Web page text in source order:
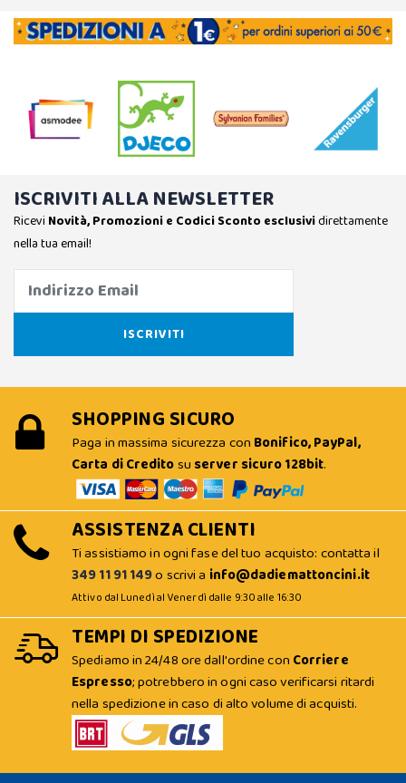
ISCRIVITI ALLA NEWSLETTER
Ricevi Novità, Promozioni e Codici Sconto esclusividirettamente
nella tua email!
SHOPPING SICURO
Paga in massima sicurezza con Bonifico, PayPal,
Carta di Creditosu server sicuro 128bit.
ASSISTENZA CLIENTI
Ti assistiamo in ogni fase del tuo acquisto: contatta il
349 11 91 149o scrivi a info@dadiemattoncini.it
Attivo dal Lunedì al Venerdì dalle 9:30 alle 16:30
TEMPI DI SPEDIZIONE
Spediamo in 24/48 ore dall'ordine con Corriere
Espresso; potrebbero in ogni caso verificarsi ritardi
nella spedizione in caso di alto volume di acquisti.